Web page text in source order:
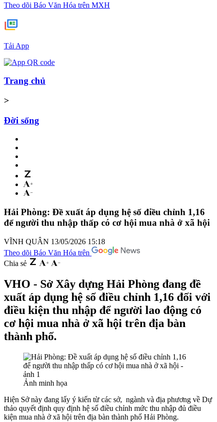
Theo dõi Báo Văn Hóa trên MXH
Tải App
Trang chủ
>
Đời sống
Hải Phòng: Đề xuất áp dụng hệ số điều chỉnh 1,16
để người thu nhập thấp có cơ hội mua nhà ở xã hội
VĨNH QUÂN 13/05/2026 15:18
Theo dõi Báo Văn Hóa trên
Chia sẻ
VHO - Sở Xây dựng Hải Phòng đang đề
xuất áp dụng hệ số điều chỉnh 1,16 đối với
điều kiện thu nhập để người lao động có
cơ hội mua nhà ở xã hội trên địa bàn
thành phố.
Ảnh minh họa
Hiện Sở này đang lấy ý kiến từ các sở, ngành và địa phương về Dự
thảo quyết định quy định hệ số điều chỉnh mức thu nhập đủ điều
kiện mua nhà ở xã hội trên địa bàn thành phố Hải Phòng.